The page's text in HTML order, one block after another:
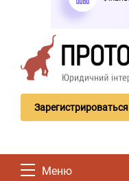
Зарегистрироваться
Меню